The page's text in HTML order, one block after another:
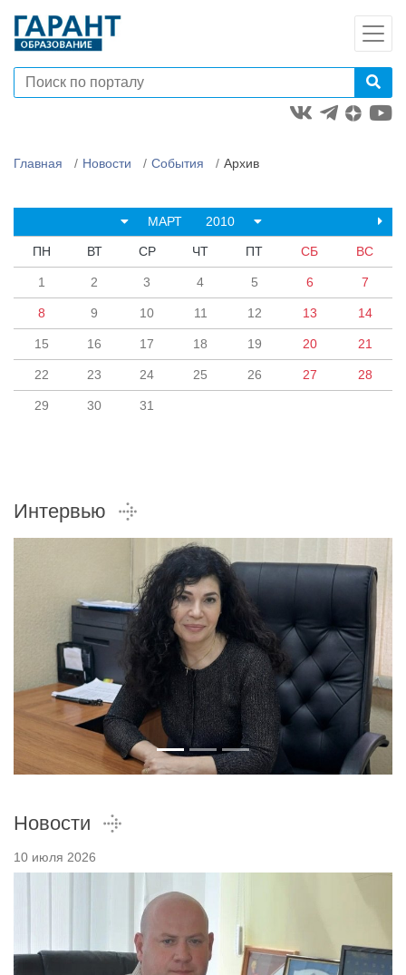
Главная Новости События Архив
МАРТ 2010
ПН ВТ СР ЧТ ПТ СБ ВС
1 2 3 4 5 6 7
8 9 10 11 12 13 14
15 16 17 18 19 20 21
22 23 24 25 26 27 28
29 30 31
Интервью
Новости
10 июля 2026